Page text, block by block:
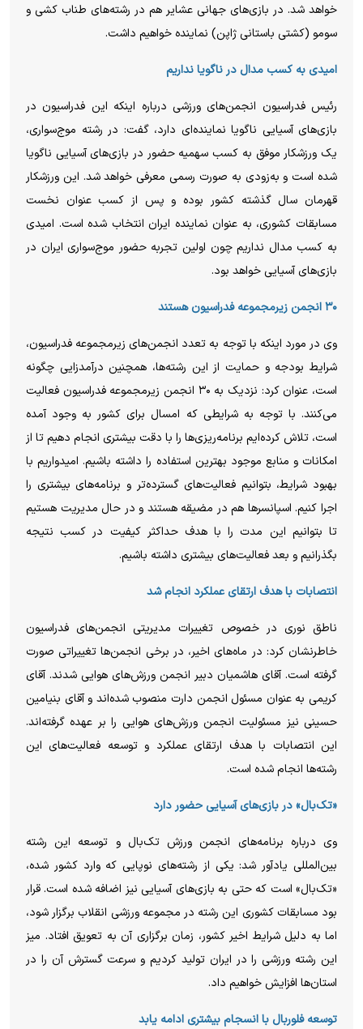
خواهد شد. در بازی‌های جهانی عشایر هم در رشته‌های طناب کشی و
سومو (کشتی باستانی ژاپن) نماینده خواهیم داشت.
امیدی به کسب مدال در ناگویا نداریم
رئیس فدراسیون انجمن‌های ورزشی درباره اینکه این فدراسیون در
بازی‌های آسیایی ناگویا نماینده‌ای دارد، گفت: در رشته موج‌سواری،
یک ورزشکار موفق به کسب سهمیه حضور در بازی‌های آسیایی ناگویا
شده است و به‌زودی به صورت رسمی معرفی خواهد شد. این ورزشکار
قهرمان سال گذشته کشور بوده و پس از کسب عنوان نخست
مسابقات کشوری، به عنوان نماینده ایران انتخاب شده است. امیدی
به کسب مدال نداریم چون اولین تجربه حضور موج‌سواری ایران در
بازی‌های آسیایی خواهد بود.
۳۰ انجمن زیرمجموعه فدراسیون هستند
وی در مورد اینکه با توجه به تعدد انجمن‌های زیرمجموعه فدراسیون،
شرایط بودجه و حمایت از این رشته‌ها، همچنین درآمدزایی چگونه
است، عنوان کرد: نزدیک به ۳۰ انجمن زیرمجموعه فدراسیون فعالیت
می‌کنند. با توجه به شرایطی که امسال برای کشور به وجود آمده
است، تلاش کرده‌ایم برنامه‌ریزی‌ها را با دقت بیشتری انجام دهیم تا از
امکانات و منابع موجود بهترین استفاده را داشته باشیم. امیدواریم با
بهبود شرایط، بتوانیم فعالیت‌های گسترده‌تر و برنامه‌های بیشتری را
اجرا کنیم. اسپانسرها هم در مضیقه هستند و در حال مدیریت هستیم
تا بتوانیم این مدت را با هدف حداکثر کیفیت در کسب نتیجه
بگذرانیم و بعد فعالیت‌های بیشتری داشته باشیم.
انتصابات با هدف ارتقای عملکرد انجام شد
ناطق نوری در خصوص تغییرات مدیریتی انجمن‌های فدراسیون
خاطرنشان کرد: در ماه‌های اخیر، در برخی انجمن‌ها تغییراتی صورت
گرفته است. آقای هاشمیان دبیر انجمن ورزش‌های هوایی شدند. آقای
کریمی به عنوان مسئول انجمن دارت منصوب شده‌اند و آقای بنیامین
حسینی نیز مسئولیت انجمن ورزش‌های هوایی را بر عهده گرفته‌اند.
این انتصابات با هدف ارتقای عملکرد و توسعه فعالیت‌های این
رشته‌ها انجام شده است.
«تک‌بال» در بازی‌های آسیایی حضور دارد
وی درباره برنامه‌های انجمن ورزش تک‌بال و توسعه این رشته
بین‌المللی یادآور شد: یکی از رشته‌های نوپایی که وارد کشور شده،
«تک‌بال» است که حتی به بازی‌های آسیایی نیز اضافه شده است. قرار
بود مسابقات کشوری این رشته در مجموعه ورزشی انقلاب برگزار شود،
اما به دلیل شرایط اخیر کشور، زمان برگزاری آن به تعویق افتاد. میز
این رشته ورزشی را در ایران تولید کردیم و سرعت گسترش آن را در
استان‌ها افزایش خواهیم داد.
توسعه فلوربال با انسجام بیشتری ادامه یابد